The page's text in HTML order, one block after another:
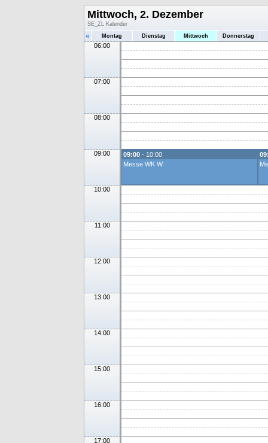
Mittwoch, 2. Dezember
SE_ZL Kalender
« Montag Dienstag Mittwoch Donnerstag
06:00
07:00
08:00
09:00 09:00 - 10:00
Messe WK W
10:00
11:00
12:00
13:00
14:00
15:00
16:00
17:00